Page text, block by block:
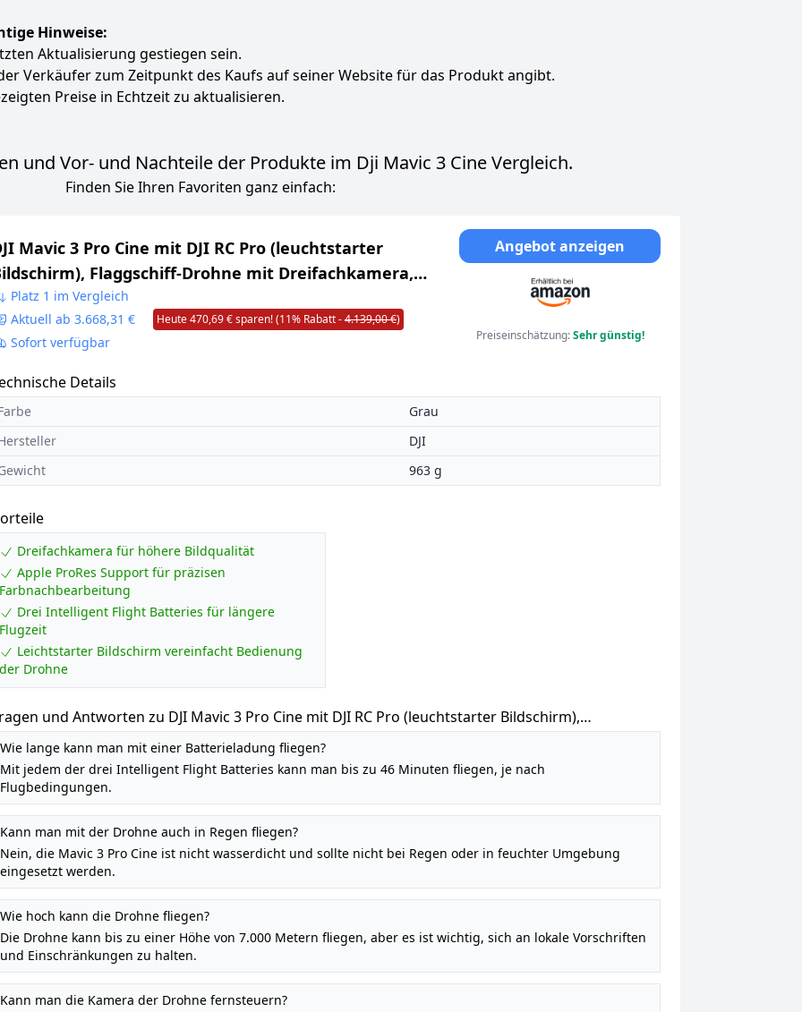
Hinweise:
Aktualisierung gestiegen sein.
Verkäufer zum Zeitpunkt des Kaufs auf seiner Website für das Produkt angibt.
Preise in Echtzeit zu aktualisieren.
und Vor- und Nachteile der Produkte im Dji Mavic 3 Cine Vergleich.
Finden Sie Ihren Favoriten ganz einfach:
Mavic 3 Pro Cine mit DJI RC Pro (leuchtstarter
Flaggschiff-Drohne mit Dreifachkamera,
ProRes Support für 3 Kameras und 1 TB Speicher,
Intelligent Flight Batteries und mehr
Platz 1 im Vergleich
Aktuell ab 3.668,31 €
Heute 470,69 € sparen! (11% Rabatt -4.139,00 €)
Sofort verfügbar
Angebot anzeigen
Preiseinschätzung:Sehr günstig!
Details
Grau
DJI
963 g
Dreifachkamera für höhere Bildqualität
Apple ProRes Support für präzisen
Farbnachbearbeitung
Drei Intelligent Flight Batteries für längere
Flugzeit
Leichtstarter Bildschirm vereinfacht Bedienung
der Drohne
und Antworten zu DJI Mavic 3 Pro Cine mit DJI RC Pro (leuchtstarter Bildschirm),
Drohne mit Dreifachkamera, Apple ProRes Support für 3 Kameras und 1 TB Speicher,
drei Intelligent Flight Batteries und mehr
Wie lange kann man mit einer Batterieladung fliegen?
Mit jedem der drei Intelligent Flight Batteries kann man bis zu 46 Minuten fliegen, je nach
Flugbedingungen.
Kann man mit der Drohne auch in Regen fliegen?
Nein, die Mavic 3 Pro Cine ist nicht wasserdicht und sollte nicht bei Regen oder in feuchter Umgebung
eingesetzt werden.
Wie hoch kann die Drohne fliegen?
Die Drohne kann bis zu einer Höhe von 7.000 Metern fliegen, aber es ist wichtig, sich an lokale Vorschriften
und Einschränkungen zu halten.
Kann man die Kamera der Drohne fernsteuern?